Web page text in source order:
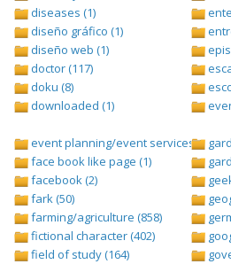
diseases (1)
diseño gráfico (1)
diseño web (1)
doctor (117)
doku (8)
downloaded (1)
event planning/event services (1284)
face book like page (1)
facebook (2)
fark (50)
farming/agriculture (858)
fictional character (402)
field of study (164)